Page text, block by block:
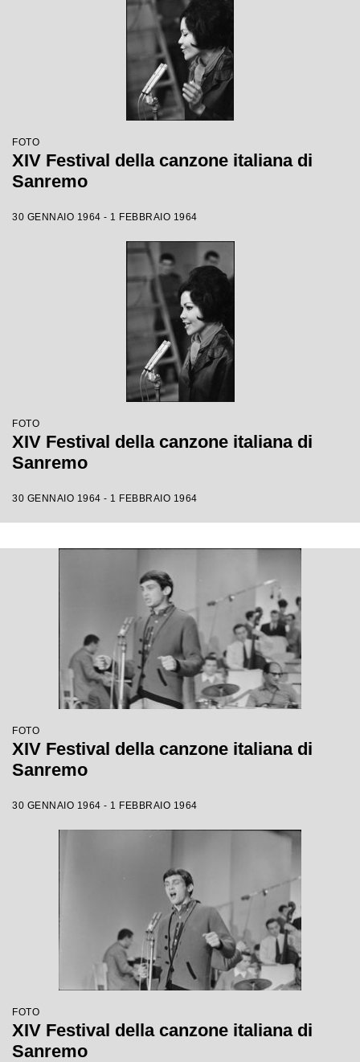
FOTO
XIV Festival della canzone italiana di
Sanremo
30 GENNAIO 1964 - 1 FEBBRAIO 1964
FOTO
XIV Festival della canzone italiana di
Sanremo
30 GENNAIO 1964 - 1 FEBBRAIO 1964
FOTO
XIV Festival della canzone italiana di
Sanremo
30 GENNAIO 1964 - 1 FEBBRAIO 1964
FOTO
XIV Festival della canzone italiana di
Sanremo